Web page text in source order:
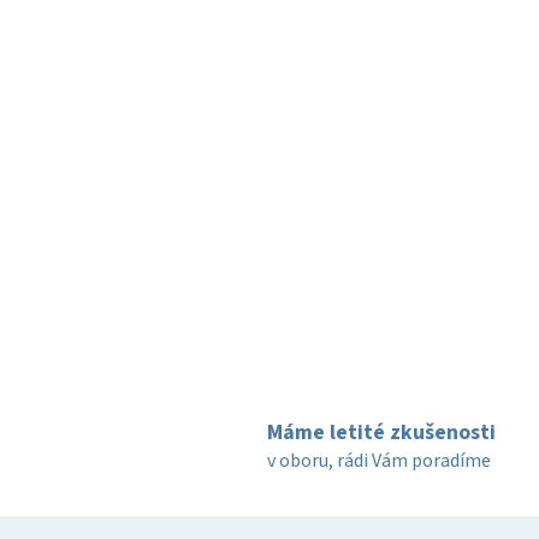
Máme letité zkušenosti
v oboru, rádi Vám poradíme